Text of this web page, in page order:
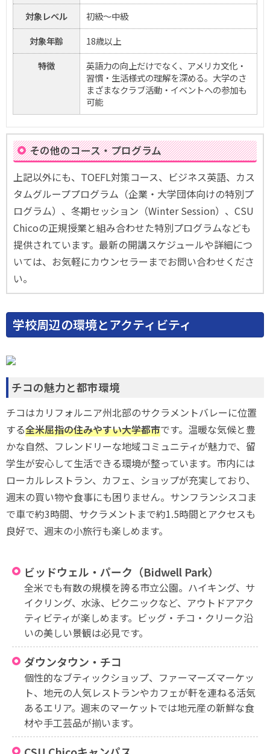
対象レベル
初級〜中級
対象年齢
18歳以上
特徴
英語力の向上だけでなく、アメリカ文化・
習慣・生活様式の理解を深める。大学のさ
まざまなクラブ活動・イベントへの参加も
可能
その他のコース・プログラム
上記以外にも、TOEFL対策コース、ビジネス英語、カス
タムグループプログラム（企業・大学団体向けの特別プ
ログラム）、冬期セッション（Winter Session）、CSU
Chicoの正規授業と組み合わせた特別プログラムなども
提供されています。最新の開講スケジュールや詳細につ
いては、お気軽にカウンセラーまでお問い合わせくださ
い。
学校周辺の環境とアクティビティ
チコの魅力と都市環境
チコはカリフォルニア州北部のサクラメントバレーに位置
する全米屈指の住みやすい大学都市です。温暖な気候と豊
かな自然、フレンドリーな地域コミュニティが魅力で、留
学生が安心して生活できる環境が整っています。市内には
ローカルレストラン、カフェ、ショップが充実しており、
週末の買い物や食事にも困りません。サンフランシスコま
で車で約3時間、サクラメントまで約1.5時間とアクセスも
良好で、週末の小旅行も楽しめます。
ビッドウェル・パーク（Bidwell Park）
全米でも有数の規模を誇る市立公園。ハイキング、サ
イクリング、水泳、ピクニックなど、アウトドアアク
ティビティが楽しめます。ビッグ・チコ・クリーク沿
いの美しい景観は必見です。
ダウンタウン・チコ
個性的なブティックショップ、ファーマーズマーケッ
ト、地元の人気レストランやカフェが軒を連ねる活気
あるエリア。週末のマーケットでは地元産の新鮮な食
材や手工芸品が揃います。